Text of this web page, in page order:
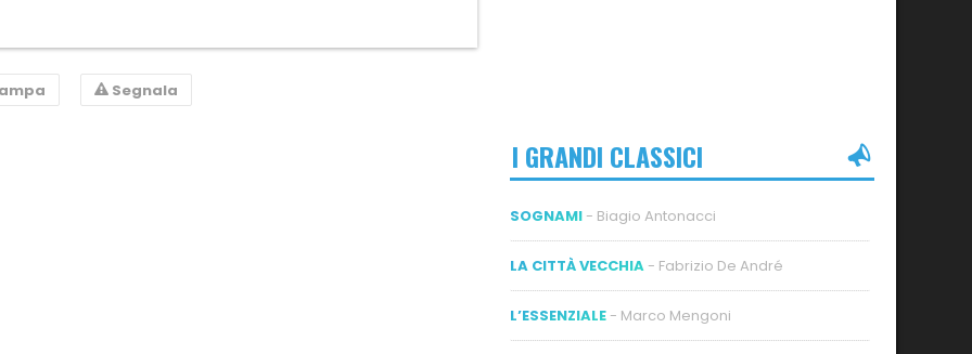
Segnala
I GRANDI CLASSICI
SOGNAMI - Biagio Antonacci
LA CITTÀ VECCHIA - Fabrizio De André
L’ESSENZIALE - Marco Mengoni